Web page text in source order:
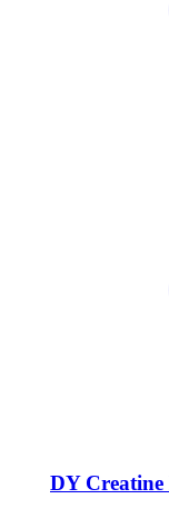
DY